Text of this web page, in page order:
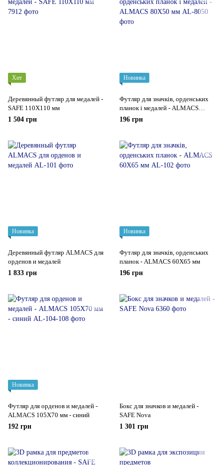
Хит
Деревянный футляр для медалей -
SAFE 110Х110 мм
1 504 грн
Новинка
Футляр для значків, орденських
планок і медалей - ALMACS
80Х50 мм
196 грн
Новинка
Деревянный футляр ALMACS для
орденов и медалей
1 833 грн
Новинка
Футляр для значків, орденських
планок - ALMACS 60Х65 мм
196 грн
Новинка
Футляр для орденов и медалей -
ALMACS 105Х70 мм - синий
192 грн
Бокс для значков и медалей -
SAFE Nova
1 301 грн